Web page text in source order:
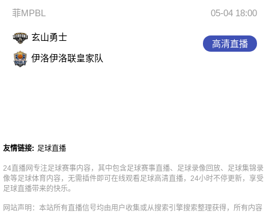
菲MPBL 05-04 18:00
玄山勇士
伊洛伊洛联皇家队
高清直播
友情链接: 足球直播
24直播网专注足球赛事内容，其中包含足球赛事直播、足球录像回放、足球集锦录
像等足球体育内容，无需插件即可在线观看足球高清直播，24小时不停更新，享受
足球直播带来的快乐。
网站声明：本站所有直播信号均由用户收集或从搜索引擎搜索整理获得，所有内容